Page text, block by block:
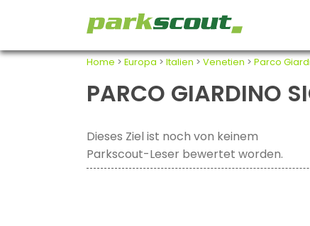
Home > Europa > Italien > Venetien > Parco
PARCO GIARDINO
Dieses Ziel ist noch von keinem
Parkscout-Leser bewertet worden.